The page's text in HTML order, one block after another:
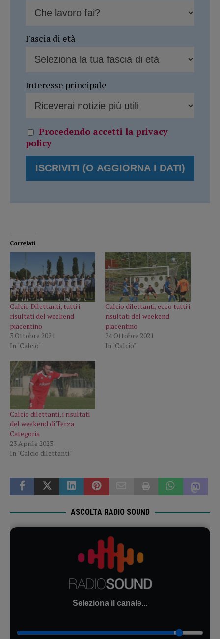
Fascia di età
Interesse principale
Procedendo accetti la privacy
policy
Correlati
Calcio Dilettanti, tutti i
risultati del weekend
piacentino
3 Ottobre 2021
In "Calcio"
Calcio dilettanti, ecco tutti i
risultati del weekend
piacentino
24 Ottobre 2021
In "Calcio"
Calcio dilettanti, i risultati
del weekend di Terza
Categoria
23 Aprile 2023
In "Calcio dilettanti"
ASCOLTA RADIO SOUND
Seleziona il canale...